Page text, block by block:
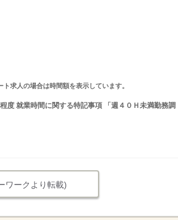
求人の場合は時間額を表示しています。
度 就業時間に関する特記事項 「週４０Ｈ未満勤務調
ワークより転載)